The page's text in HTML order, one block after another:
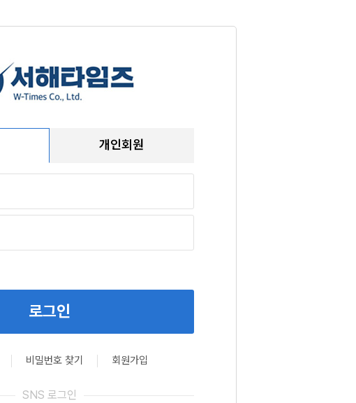
개인회원
로그인
비밀번호 찾기 회원가입
SNS 로그인